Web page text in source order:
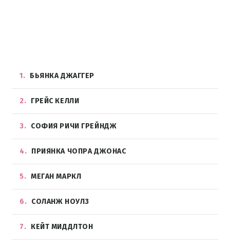
1 БЬЯНКА ДЖАГГЕР
2 ГРЕЙС КЕЛЛИ
3 СОФИЯ РИЧИ ГРЕЙНДЖ
4 ПРИЯНКА ЧОПРА ДЖОНАС
5 МЕГАН МАРКЛ
6 СОЛАНЖ НОУЛЗ
7 КЕЙТ МИДДЛТОН